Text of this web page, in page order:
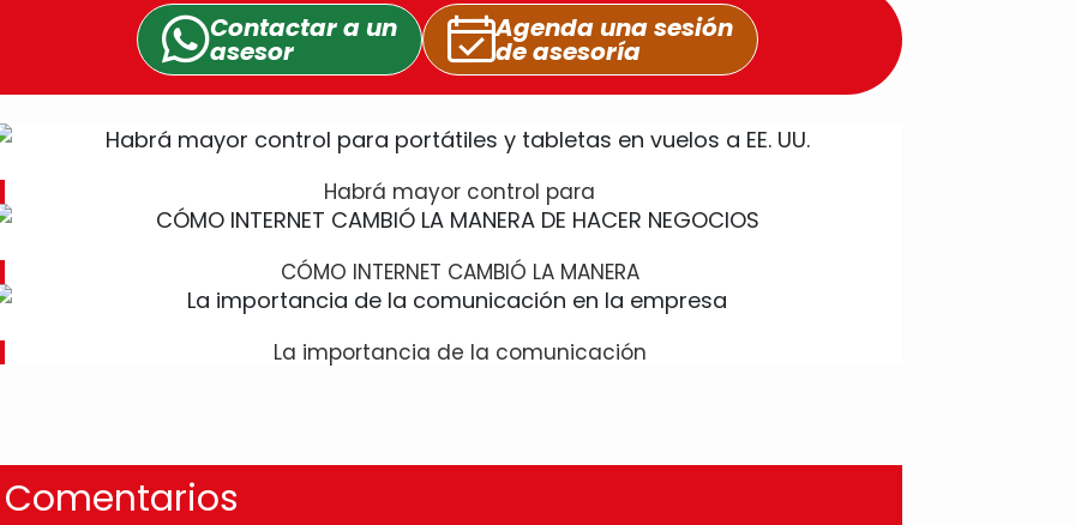
Contactar a un
asesor
Agenda una sesión
de asesoría
Habrá mayor control para
CÓMO INTERNET CAMBIÓ LA MANERA
La importancia de la comunicación
Comentarios